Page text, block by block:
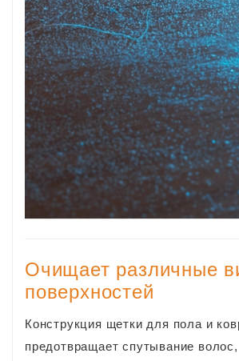
Очищает различные
поверхностей
Конструкция щетки для пола и
предотвращает спутывание волос,